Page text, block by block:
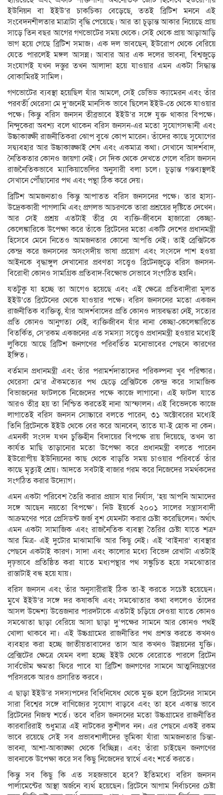
ইউনিয়ন বা ইইউ’র চাকচিক্য বেড়েছে, ততই ব্রিটিশ মননে এই
সংবেদনশীলতার মাত্রাটা বৃদ্ধি পেয়েছে। আর তা চূড়ান্ত আকার নিয়েছে প্রায়
সাড়ে তিন বছর আগের গণভোটের সময় থেকে। সেই থেকে প্রায় আড়াআড়ি
ভাগ হয়ে গেছে ব্রিটিশ সমাজ। এক দল ভাবছেন, ইউরোপ থেকে বেরিয়ে
যেতে পারলেই মঙ্গল আসন্ন। আবার আর এক দলের ভাবনা, বিশ্বজুড়ে
সংযোগই যখন দস্তুর তখন আলাদা হয়ে যাওয়ার এমন একটা সিদ্ধান্ত
বোকামিরই সামিল।
গণভোটের ব্যবস্থা হয়েছিল যাঁর আমলে, সেই ডেভিড ক্যামেরন এবং তাঁর
পরবর্তী থেরেসা মে দু’জনেই মানসিক ভাবে ছিলেন ইইউ-তে থেকে যাওয়ার
পক্ষে। কিন্তু বরিস জনসন তীব্রভাবে ইইউ’র সঙ্গে যুক্ত থাকার বিপক্ষে।
নিন্দুকেরা অবশ্য বলে থাকেন বরিস জনসন-এর মতো সুযোগসন্ধানী এবং
উচ্চাকাঙ্ক্ষী রাজনীতিকরা ঝোপ বুঝে কোপ মারেন। তাঁদের কাছে সুযোগের
সদ্ব্যবহার আর উচ্চাকাঙ্ক্ষাই শেষ এবং একমাত্র কথা। সেখানে আদর্শবাদ,
নৈতিকতার কোনও জায়গা নেই। সে দিক থেকে দেখতে গেলে বরিস জনসন
রাজনৈতিকভাবে ম্যাকিয়াভেলির অনুসারী বলা চলে। চূড়ান্ত গন্তব্যস্থলই
সেখানে পৌঁছানোর পথ এবং পন্থা ঠিক করে দেয়।
ব্রিটিশ আমজনতাও কিন্তু আপাতত বরিস জনসনের পক্ষে। তার হাস্য-
উদ্রেককারী পাগলামি এবং প্রগলভ আচরণকে তারা প্রশ্রয়ের দৃষ্টিতে দেখেন।
আর সেই প্রশ্রয় এতটাই তীব্র যে ব্যক্তি-জীবনে হাজারো কেচ্ছা-
কেলেঙ্কারিকে উপেক্ষা করে তাঁকে ব্রিটেনের মতো একটি দেশের প্রধানমন্ত্রী
হিসেবে মেনে নিতেও আমজনতার কোনো আপত্তি নেই। তাই ব্রেক্সিটকে
কেন্দ্র করে জনসনের অসংসদীয় ভাষা প্রয়োগ এবং সংসদে পাশ হওয়া
আইনকে বৃদ্ধাঙ্গুল দেখানোর প্রবণতা সত্ত্বেও ব্রিটেনজুড়ে বরিস জনসন-
বিরোধী কোনও সামগ্রিক প্রতিবাদ-বিক্ষোভ সেভাবে সংগঠিত হয়নি।
যতটুকু যা হচ্ছে তা আগেও হয়েছে এবং এই ক্ষেত্রে প্রতিবাদীরা মূলত
ইইউ’তে ব্রিটেনের থেকে যাওয়ার পক্ষে। বরিস জনসনের মতো একজন
রাজনীতিক ব্যক্তিত্ব, যাঁর আদর্শবাদের প্রতি কোনও দায়বদ্ধতা নেই, সত্যের
প্রতি কোনও আনুগত্য নেই, ব্যক্তিজীবন যাঁর নানা কেচ্ছা-কেলেঙ্কারিতে
বিতর্কিত, সে’রকম একজনের এত সমস্যা সত্ত্বেও প্রধানমন্ত্রী হওয়ার মধ্যেই
লুকিয়ে আছে ব্রিটিশ জনগণের পরিবর্তিত মনোভাবের পেছনে কারণের
ইঙ্গিত।
বর্তমান প্রধানমন্ত্রী এবং তাঁর পরামর্শদাতাদের পরিকল্পনা খুব পরিষ্কার।
থেরেসা মে’র ঐকমত্যের পথ ছেড়ে ব্রেক্সিটকে কেন্দ্র করে সামাজিক
বিভাজনের ফাটলকে নিজেদের পক্ষে কাজে লাগানো। এই ফাটল যাতে
আরও তীব্র হয় তা নিশ্চিত করতেই নানা আস্ফালন। এই বিভেদকে কাজে
লাগাতেই বরিস জনসন সোচ্চারে বলতে পারেন, ৩১ অক্টোবরের মধ্যেই
তিনি ব্রিটেনকে ইইউ থেকে বের করে আনবেন, তাতে যা-ই হোক না কেন।
এমনকী সংসদ যখন চুক্তিহীন বিদায়ের বিপক্ষে রায় দিয়েছে, তখন তা
কার্যত মাছি তাড়ানোর মতো উপেক্ষা করে প্রধানমন্ত্রী বলতে পারেন
ইউরোপীয় ইউনিয়নের কাছ থেকে বাড়তি সময় চাওয়ার পরিবর্তে তাঁর
কাছে মৃত্যুই শ্রেয়। আদতে সবটাই বাজার গরম করে নিজেদের সমর্থকদের
সংগঠিত করার উদ্যোগ।
এমন একটা পরিবেশ তৈরি করার প্রয়াস যার নির্যাস, ‘হয় আপনি আমাদের
সঙ্গে আছেন নয়তো বিপক্ষে’। নিউ ইয়র্কে ২০০১ সালের সন্ত্রাসবাদী
আক্রমণের পরে প্রেসিডন্ট জর্জ বুশ যেমনটা করার চেষ্টা করেছিলেন। অর্থাৎ
এমন একটা সামাজিক এবং রাজনৈতিক ব্যবস্থা তৈরির চেষ্টা যাতে শত্রু
আর মিত্র- এই দুটোর মাঝামাঝি আর কিছু নেই। এই ‘বাইনার’ ব্যবস্থার
পেছনে একটাই কারণ। সাদা এবং কালোর মধ্যে বিভেদ রেখাটা এতটাই
দৃঢ়ভাবে প্রতিষ্ঠিত করা যাতে মধ্যপন্থার পথ সঙ্কুচিত হয়ে সমঝোতার
রাস্তাটাই বন্ধ হয়ে যায়।
বরিস জনসন এবং তাঁর অনুসারীরাই ঠিক তা-ই করতে সচেষ্ট হয়েছেন।
মুখে ইইউ’র সঙ্গে দর কষাকষি এবং সমঝোতার কথা বললেও তাঁদের
আসল উদ্দেশ্য উত্তেজনার পারদটাকে এতটাই চড়িয়ে দেওয়া যাতে কোনও
সমঝোতা ছাড়া বেরিয়ে আসা ছাড়া দু’পক্ষের সামনে আর কোনও পথই
খোলা থাকবে না। এই উচ্চগ্রামের রাজনীতির পথ প্রশস্ত করতে কখনও
ব্যবহার করা হচ্ছে জাতীয়তাবাদের তাস আর কখনও উন্নয়নের যুক্তি।
ব্রেক্সিটের ক্ষেত্রে যেমন বলা হচ্ছে ইইউ থেকে বেরোতে পারলে ব্রিটেন
সার্বভৌম ক্ষমতা ফিরে পাবে যা ব্রিটিশ জনগণের সামনে আত্মনিয়ন্ত্রণের
পরিসরকে আরও প্রসারিত করবে।
এ ছাড়া ইইউ’র সদস্যপদের বিধিনিষেধ থেকে মুক্ত হলে ব্রিটেনের সামনে
সারা বিশ্বের সঙ্গে বাণিজ্যের সুযোগ বাড়বে এবং তা হবে একান্ত ভাবে
ব্রিটেনের নিজস্ব শর্তে। তবে বরিস জনসনের মতো উচ্চগ্রামের রাজনীতির
কারবারিরাই শুধুমাত্র এই নাটকের কুশীলব নন। এর পেছনে একই রকম
ভাবে রয়েছে সেই সব প্রভাবশালীদের ভূমিকা যাঁরা আমজনতার চিন্তা-
ভাবনা, আশা-আকাঙ্ক্ষা থেকে বিচ্ছিন্ন। এবং তাঁরা চাইছেন জনগণের
ভাবনাকে উপেক্ষা করে সব কিছু নিজেদের স্বার্থে এবং শর্তে করতে।
কিন্তু সব কিছু কি এত সহজভাবে হবে? ইতিমধ্যে বরিস জনসন
পার্লামেন্টের আস্থা অর্জনে ব্যর্থ হয়েছেন। ব্রিটেনে আগাম নির্বাচনের চেষ্টা